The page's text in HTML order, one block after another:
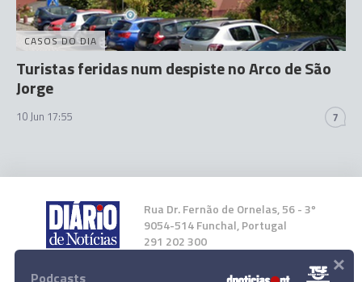
CASOS DO DIA
Turistas feridas num despiste no Arco de São
Jorge
10 Jun 17:55 7
Rua Dr. Fernão de Ornelas, 56 - 3º
9054-514 Funchal, Portugal
291 202 300
Instale a nossa App
Podcasts ×